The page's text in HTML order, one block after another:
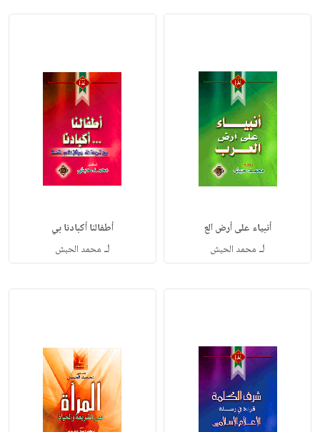
أنبياء على أرض الع
لـ محمد الحبش
أطفالنا أكبادنا بي
لـ محمد الحبش